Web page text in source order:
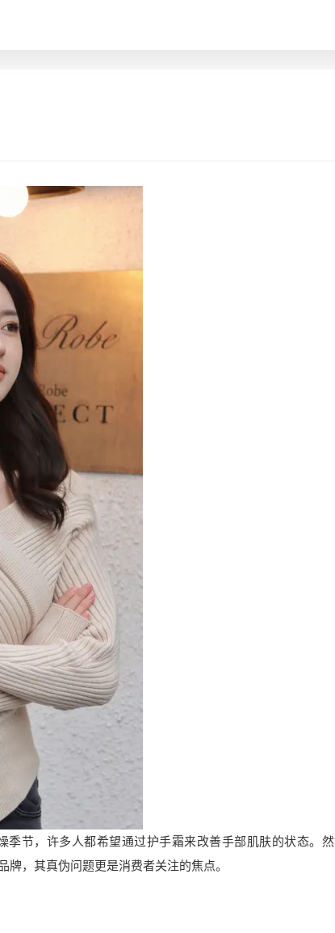
节，许多人都希望通过护手霜来改善手部肌肤的状态。然
，其真伪问题更是消费者关注的焦点。